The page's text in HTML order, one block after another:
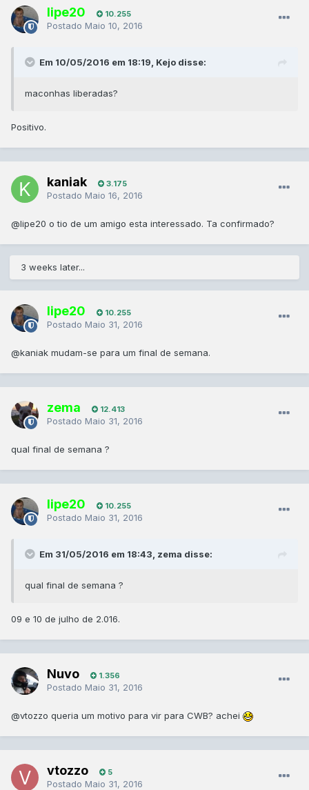
lipe20 10.255
Postado Maio 10, 2016
Em 10/05/2016 em 18:19, Kejo disse:
maconhas liberadas?
Positivo.
kaniak 3.175
Postado Maio 16, 2016
@lipe20 o tio de um amigo esta interessado. Ta confirmado?
3 weeks later...
lipe20 10.255
Postado Maio 31, 2016
@kaniak mudam-se para um final de semana.
zema 12.413
Postado Maio 31, 2016
qual final de semana ?
lipe20 10.255
Postado Maio 31, 2016
Em 31/05/2016 em 18:43, zema disse:
qual final de semana ?
09 e 10 de julho de 2.016.
Nuvo 1.356
Postado Maio 31, 2016
@vtozzo queria um motivo para vir para CWB? achei
vtozzo 5
Postado Maio 31, 2016